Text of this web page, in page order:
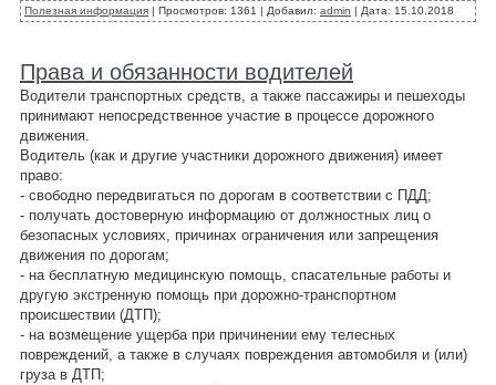
Полезная информация Просмотров: 1361 Добавил: admin Дата: 15.10.2018
Права и обязанности водителей
Водители транспортных средств, а также пассажиры и пешеходы
принимают непосредственное участие в процессе дорожного
движения.
Водитель (как и другие участники дорожного движения) имеет
право:
- свободно передвигаться по дорогам в соответствии с ПДД;
- получать достоверную информацию от должностных лиц о
безопасных условиях, причинах ограничения или запрещения
движения по дорогам;
- на бесплатную медицинскую помощь, спасательные работы и
другую экстренную помощь при дорожно-транспортном
происшествии (ДТП);
- на возмещение ущерба при причинении ему телесных
повреждений, а также в случаях повреждения автомобиля и (или)
груза в ДТП;